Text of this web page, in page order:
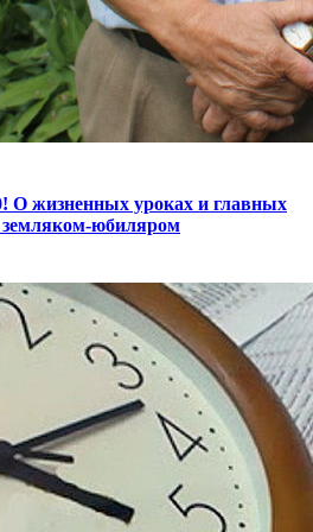
О жизненных уроках и главных
земляком-юбиляром